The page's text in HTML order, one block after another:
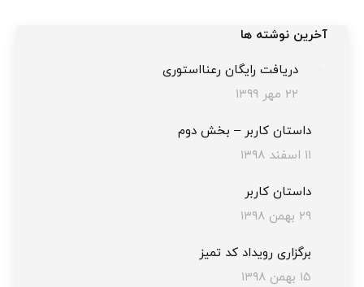
آخرین نوشته ها
دریافت رایگان رعنااستوری
۲۲ مهر ۱۳۹۹
داستان کاربر – بخش دوم
۱۱ اسفند ۱۳۹۸
داستان کاربر
۲۹ بهمن ۱۳۹۸
برگزاری رویداد کد تمیز
۱۵ بهمن ۱۳۹۸